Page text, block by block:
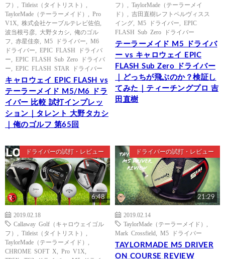
フ）
Titleist（タイトリスト）
TaylorMade（テーラーメイド）
Pro
V1X
株式会社ケーブルテレビ佐伯
波当根弓彦
大野タカシ
俺のゴル
フ
赤星佳奈 M5 ドライバー
M6
ドライバー
EPIC FLASH ドライバ
ー
EPIC FLASH Sub Zero ドライバ
ー
EPIC FLASH STAR ドライバー
キャロウェイ EPIC FLASH vs
テーラーメイド M5/M6 ドラ
イバー 比較 試打インプレッ
ション｜タレント 大野タカシ
｜俺のゴルフ 第65回
フ）
TaylorMade（テーラーメイ
ド）
吉田直樹レフトペルヴィスス
イング
M5 ドライバー
EPIC
FLASH Sub Zero ドライバー
テーラーメイド M5 ドライバ
ー vs キャロウェイ EPIC
FLASH Sub Zero ドライバー
｜どっちが飛ぶのか？検証し
てみた｜ティーチングプロ 吉
田直樹
ドライバーの試打・レビュー
6:48
2019.02.18
Callaway Golf（キャロウェイゴル
フ）
Titleist（タイトリスト）
TaylorMade（テーラーメイド）
CHROME SOFT X
Pro V1X
ドライバーの試打・レビュー
21:29
2019.02.14
TaylorMade（テーラーメイド）
Mark Crossfield
M5 ドライバー
TAYLORMADE M5 DRIVER
ON COURSE REVIEW